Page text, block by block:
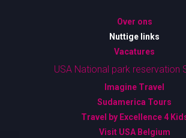
Over ons
Nuttige links
Vacatures
USA National park reservation
Imagine Travel
Sudamerica Tours
Travel by Excellence 4
Visit USA Belgium